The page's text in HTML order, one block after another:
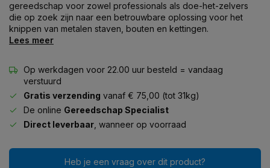
gereedschap voor zowel professionals als doe-het-zelvers
die op zoek zijn naar een betrouwbare oplossing voor het
knippen van metalen staven, bouten en kettingen.
Lees meer
Op werkdagen voor 22.00 uur besteld = vandaag
verstuurd
Gratis verzending vanaf € 75,00 (tot 31kg)
De online Gereedschap Specialist
Direct leverbaar , wanneer op voorraad
Heb je een vraag over dit product?